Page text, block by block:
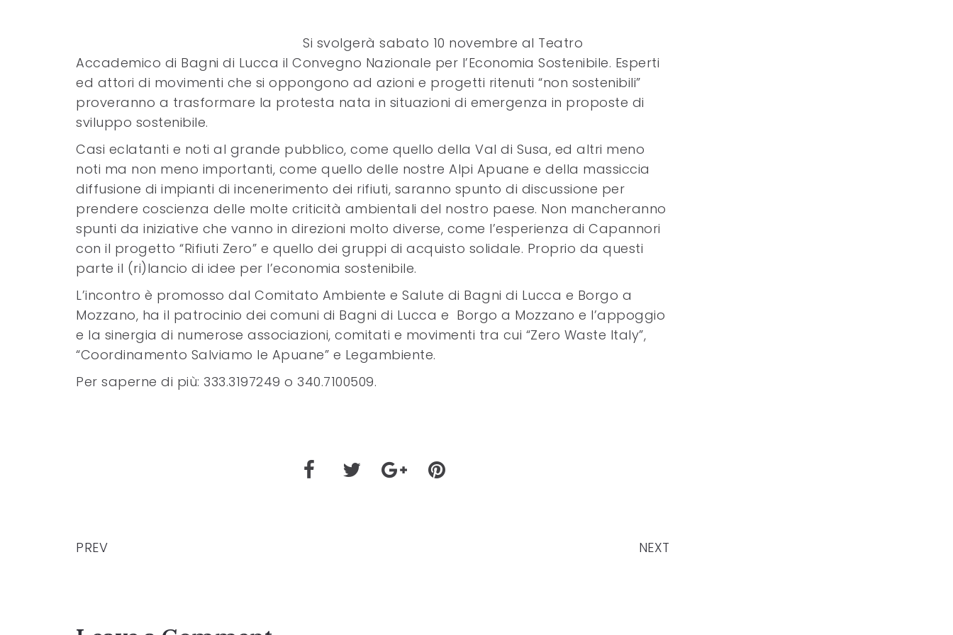
Si svolgerà sabato 10 novembre al Teatro
Accademico di Bagni di Lucca il Convegno Nazionale per l’Economia Sostenibile. Esperti
ed attori di movimenti che si oppongono ad azioni e progetti ritenuti “non sostenibili”
proveranno a trasformare la protesta nata in situazioni di emergenza in proposte di
sviluppo sostenibile.
Casi eclatanti e noti al grande pubblico, come quello della Val di Susa, ed altri meno
noti ma non meno importanti, come quello delle nostre Alpi Apuane e della massiccia
diffusione di impianti di incenerimento dei rifiuti, saranno spunto di discussione per
prendere coscienza delle molte criticità ambientali del nostro paese. Non mancheranno
spunti da iniziative che vanno in direzioni molto diverse, come l’esperienza di Capannori
con il progetto “Rifiuti Zero” e quello dei gruppi di acquisto solidale. Proprio da questi
parte il (ri)lancio di idee per l’economia sostenibile.
L’incontro è promosso dal Comitato Ambiente e Salute di Bagni di Lucca e Borgo a
Mozzano, ha il patrocinio dei comuni di Bagni di Lucca e Borgo a Mozzano e l’appoggio
e la sinergia di numerose associazioni, comitati e movimenti tra cui “Zero Waste Italy”,
“Coordinamento Salviamo le Apuane” e Legambiente.
Per saperne di più: 333.3197249 o 340.7100509.
PREV NEXT